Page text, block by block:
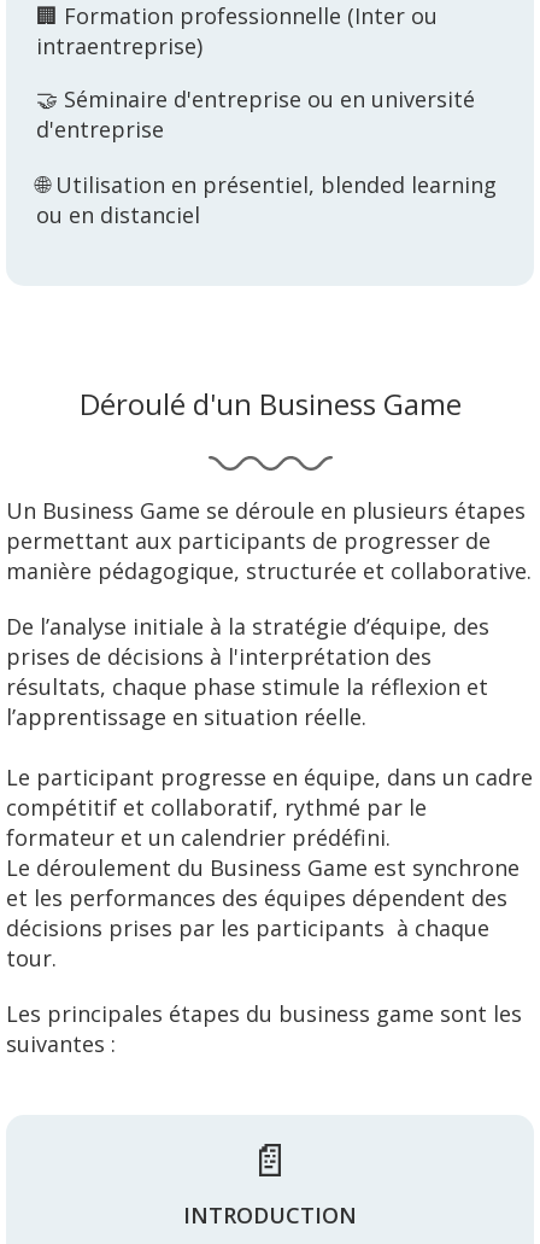
🏢 Formation professionnelle (Inter ou
intraentreprise)
🤝 Séminaire d'entreprise ou en université
d'entreprise
🌐 Utilisation en présentiel, blended learning
ou en distanciel
Déroulé d'un Business Game
Un Business Game se déroule en plusieurs étapes
permettant aux participants de progresser de
manière pédagogique, structurée et collaborative.
De l’analyse initiale à la stratégie d’équipe, des
prises de décisions à l'interprétation des
résultats, chaque phase stimule la réflexion et
l’apprentissage en situation réelle.
Le participant progresse en équipe, dans un cadre
compétitif et collaboratif, rythmé par le
formateur et un calendrier prédéfini.
Le déroulement du Business Game est synchrone
et les performances des équipes dépendent des
décisions prises par les participants à chaque
tour.
Les principales étapes du business game sont les
suivantes :
📄
INTRODUCTION